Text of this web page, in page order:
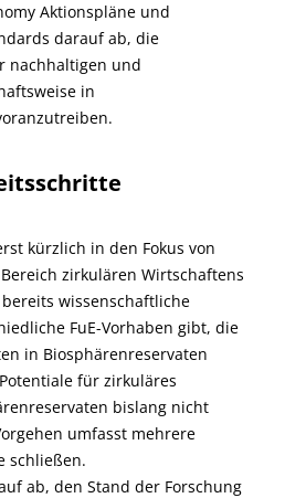
Aktionspläne und
darauf ab, die
nachhaltigen und
in
kürzlich in den Fokus von
zirkulären Wirtschaftens
wissenschaftliche
FuE-Vorhaben gibt, die
in Biosphärenreservaten
für zirkuläres
bislang nicht
umfasst mehrere
schließen.
ab, den Stand der Forschung